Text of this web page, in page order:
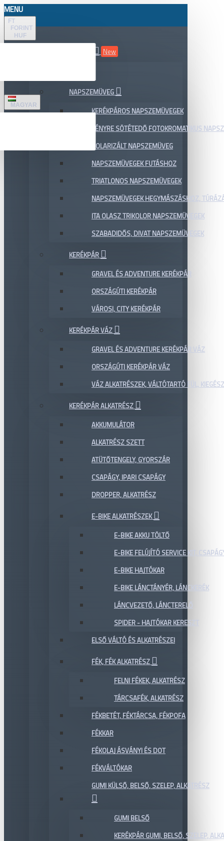
MENU
FT
FORINT
HUF
MAGYAR
New
NAPSZEMÜVEG
KERÉKPÁROS NAPSZEMÜVEGEK
FÉNYRE SÖTÉTEDŐ FOTOKROMATIKUS
POLARIZÁLT NAPSZEMÜVEG
NAPSZEMÜVEGEK FUTÁSHOZ
TRIATLONOS NAPSZEMÜVEGEK
NAPSZEMÜVEGEK HEGYMÁSZÁSHOZ,
ITA OLASZ TRIKOLOR NAPSZEMÜVEGEK
SZABADIDŐS, DIVAT NAPSZEMÜVEGEK
KERÉKPÁR
GRAVEL ÉS ADVENTURE KERÉKPÁR
ORSZÁGÚTI KERÉKPÁR
VÁROSI, CITY KERÉKPÁR
KERÉKPÁR VÁZ
GRAVEL ÉS ADVENTURE KERÉKPÁR VÁZ
ORSZÁGÚTI KERÉKPÁR VÁZ
VÁZ ALKATRÉSZEK, VÁLTÓTARTÓ FÜL,
KERÉKPÁR ALKATRÉSZ
AKKUMULÁTOR
ALKATRÉSZ SZETT
ATÜTŐTENGELY, GYORSZÁR
CSAPÁGY, IPARI CSAPÁGY
DROPPER, ALKATRÉSZ
E-BIKE ALKATRÉSZEK
E-BIKE AKKU TÖLTŐ
E-BIKE FELÚJÍTÓ SERVICE KIT,
E-BIKE HAJTÓKAR
E-BIKE LÁNCTÁNYÉR, LÁNCKERÉK
LÁNCVEZETŐ, LÁNCTERELŐ
SPIDER - HAJTÓKAR KERESZT
ELSŐ VÁLTÓ ÉS ALKATRÉSZEI
FÉK, FÉK ALKATRÉSZ
FELNI FÉKEK, ALKATRÉSZ
TÁRCSAFÉK, ALKATRÉSZ
FÉKBETÉT, FÉKTÁRCSA, FÉKPOFA
FÉKKAR
FÉKOLAJ ÁSVÁNYI ÉS DOT
FÉKVÁLTÓKAR
GUMI KÜLSŐ, BELSŐ, SZELEP, ALKATRÉSZ
GUMI BELSŐ
KERÉKPÁR GUMI, BELSŐ, SZELEP,